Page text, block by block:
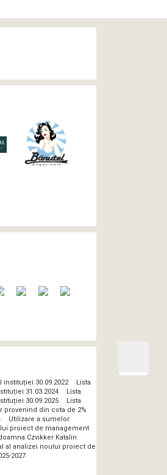
30.09.2022
Lista
31.03.2024
Lista
30.09.2025
Lista
provenind din cota de 2%
Utilizare a sumelor
proiect de management
Czvikker Katalin
al analizei noului proiect de
2027